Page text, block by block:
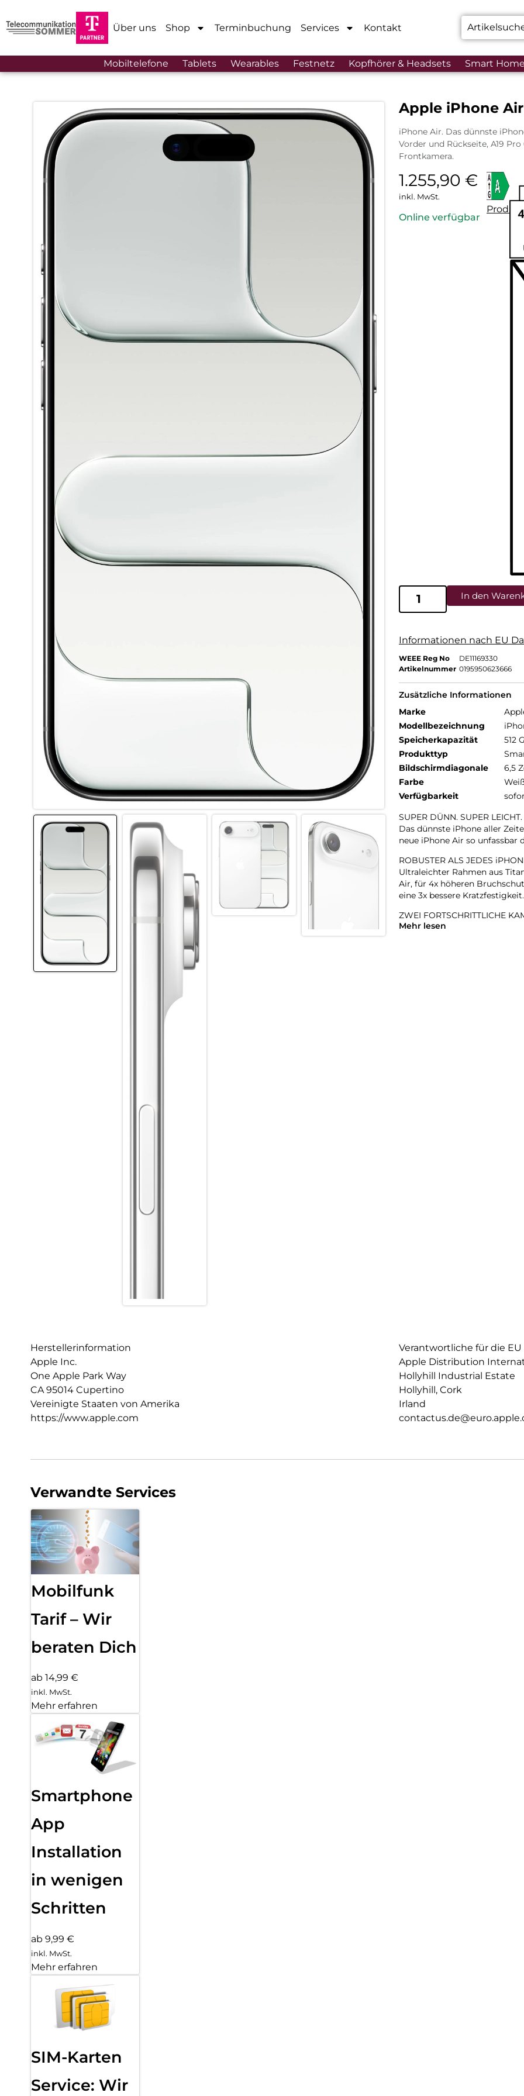
Über uns Shop Terminbuchung Services Kontakt
Mobiltelefone Tablets Wearables Festnetz Kopfhörer & Headsets Smart Home
Apple iPhone
iPhone Air. Das dünnste
Vorder und Rückseite, A19
Frontkamera.
1.255,90 €
inkl. MwSt.
Online verfügbar
In den
Informationen nach EU
WEEE Reg No
DE11169330
Artikelnummer 0195950623666
Zusätzliche Informationen
Marke
Modellbezeichnung
Speicherkapazität
512
Produkttyp
Bildschirmdiagonale
6,5
Farbe
Verfügbarkeit
SUPER DÜNN. SUPER
Das dünnste iPhone aller
neue iPhone Air so unfassbar
ROBUSTER ALS JEDES
Ultraleichter Rahmen aus
Air, für 4x höheren
eine 3x bessere Kratzfestigkeit.
ZWEI FORTSCHRITTLICHE
48 MP Fusion Kamera-
Mehr lesen
Herstellerinformation
Apple Inc.
One Apple Park Way
CA 95014 Cupertino
Vereinigte Staaten von Amerika
https://www.apple.com
Verantwortliche für die EU
Apple Distribution
Hollyhill Industrial Estate
Hollyhill, Cork
Irland
Verwandte Services
Mobilfunk
Tarif – Wir
beraten Dich
ab 14,99 €
inkl. MwSt.
Mehr erfahren
Smartphone
App
Installation
in wenigen
Schritten
ab 9,99 €
inkl. MwSt.
Mehr erfahren
SIM-Karten
Service: Wir